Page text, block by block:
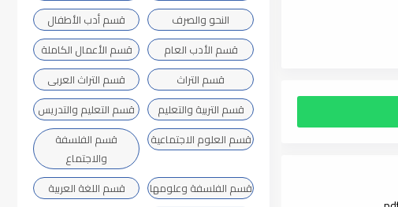
النحو والصرف
قسم أدب الأطفال
قسم الأدب العام
قسم الأعمال الكاملة
قسم التراث
قسم التراث العربى
قسم التربية والتعليم
قسم التعليم والتدريس
قسم العلوم الاجتماعية
قسم الفلسفة
والاجتماع
قسم الفلسفة وعلومها
قسم اللغة العربية